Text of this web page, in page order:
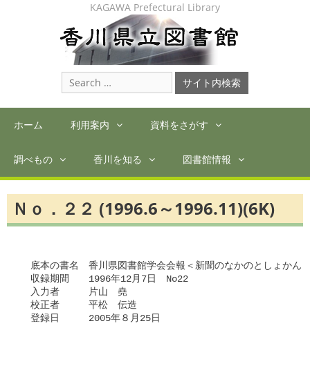
KAGAWA Prefectural Library
Search
for:
ホーム 利用案内 資料をさがす
調べもの 香川を知る 図書館情報
Ｎｏ．２２ (1996.6～1996.11)(6K)
底本の書名　香川県図書館学会会報＜新聞のなかのとしょかん
収録期間　　1996年12月7日　No22
入力者　　　片山　堯
校正者　　　平松　伝造
登録日　　　2005年８月25日